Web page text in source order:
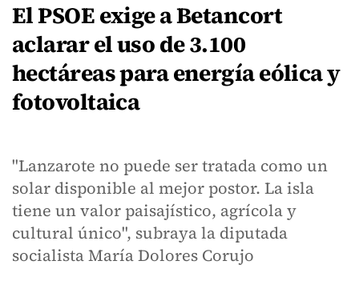
El PSOE exige a Betancort
aclarar el uso de 3.100
hectáreas para energía eólica y
fotovoltaica
"Lanzarote no puede ser tratada como un
solar disponible al mejor postor. La isla
tiene un valor paisajístico, agrícola y
cultural único", subraya la diputada
socialista María Dolores Corujo